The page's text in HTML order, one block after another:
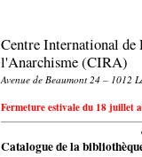
Centre International de
l'Anarchisme (CIRA)
Avenue de Beaumont 24 – 1012
Fermeture estivale du 18 juillet
Catalogue de la